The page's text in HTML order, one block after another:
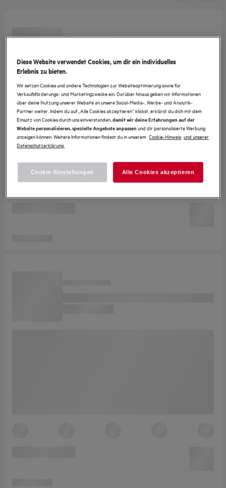
Diese Website verwendet Cookies, um dir ein individuelles
Erlebnis zu bieten.
Wir setzen Cookies und andere Technologien zur Websiteoptimierung sowie für
Verkaufsförderungs- und Marketingzwecke ein. Darüber hinaus geben wir Informationen
über deine Nutzung unserer Website an unsere Social-Media-, Werbe- und Analytik-
Partner weiter. Indem du auf „Alle Cookies akzeptieren“ klickst, erklärst du dich mit dem
Einsatz von Cookies durch uns einverstanden,damit wir deine Erfahrungen auf der
Website personalisieren, spezielle Angebote anpassen und dir personalisierte Werbung
anzeigen können. Weitere Informationen findest du in unserem Cookie-Hinweis und unserer
Datenschutzerklärung.
Cookie-Einstellungen Alle Cookies akzeptieren